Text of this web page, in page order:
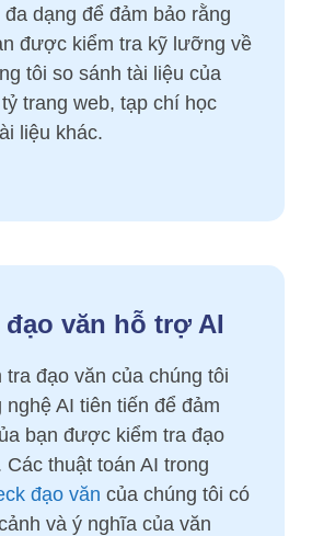
đa dạng để đảm bảo rằng
được kiểm tra kỹ lưỡng về
tôi so sánh tài liệu của
trang web, tạp chí học
liệu khác.
đạo văn hỗ trợ AI
tra đạo văn của chúng tôi
AI tiên tiến để đảm
bạn được kiểm tra đạo
thuật toán AI trong
đạo văn của chúng tôi có
và ý nghĩa của văn